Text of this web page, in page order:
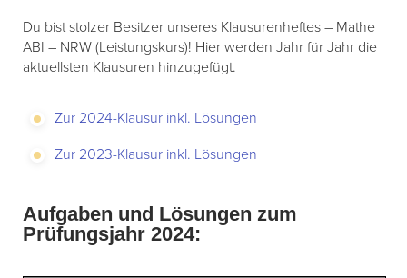
Du bist stolzer Besitzer unseres Klausurenheftes – Mathe
ABI – NRW (Leistungskurs)! Hier werden Jahr für Jahr die
aktuellsten Klausuren hinzugefügt.
Zur 2024-Klausur inkl. Lösungen
Zur 2023-Klausur inkl. Lösungen
Aufgaben und Lösungen zum
Prüfungsjahr 2024: